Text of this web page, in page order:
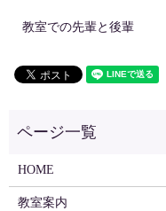
教室での先輩と後輩
HOME
教室案内